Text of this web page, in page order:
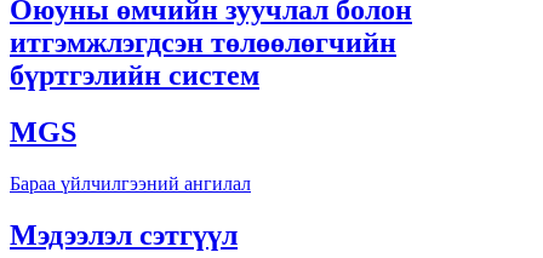
Оюуны өмчийн зуучлал болон
итгэмжлэгдсэн төлөөлөгчийн
бүртгэлийн систем
MGS
Бараа үйлчилгээний ангилал
Мэдээлэл сэтгүүл